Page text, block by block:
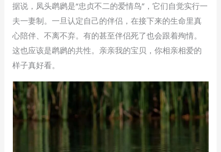
据说，凤头䴙䴘是“忠贞不二的爱情鸟”，它们自觉实行一
夫一妻制。一旦认定自己的伴侣，在接下来的生命里真
心陪伴、不离不弃。有的甚至伴侣死了也会跟着殉情。
这也应该是䴙䴘的共性。亲亲我的宝贝，你相亲相爱的
样子真好看。